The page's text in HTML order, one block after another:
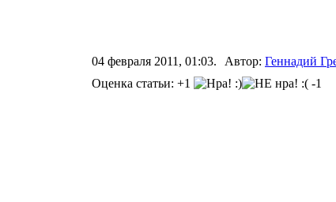
04 февраля 2011, 01:03. Автор: Геннадий
Оценка статьи: +1
-1